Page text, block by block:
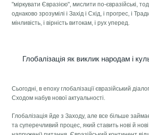
"міркувати Євразією", мислити по-євразійські,
однаково зрозумілі і Захід і Схід, і прогрес, і
мінливість, і вірність витокам, і рух уперед.
Глобалізація як виклик народам і
Сьогодні, в епоху глобалізації євразійський
Сходом набув нової актуальності.
Глобалізація йде з Заходу, але все більше
та суперечливий процес, який ставить нові й нові